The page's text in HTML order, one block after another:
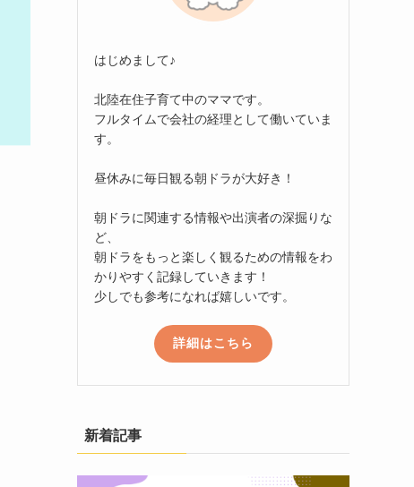
はじめまして♪
北陸在住子育て中のママです。
フルタイムで会社の経理として働いていま
す。
昼休みに毎日観る朝ドラが大好き！
朝ドラに関連する情報や出演者の深掘りな
ど、
朝ドラをもっと楽しく観るための情報をわ
かりやすく記録していきます！
少しでも参考になれば嬉しいです。
詳細はこちら
新着記事